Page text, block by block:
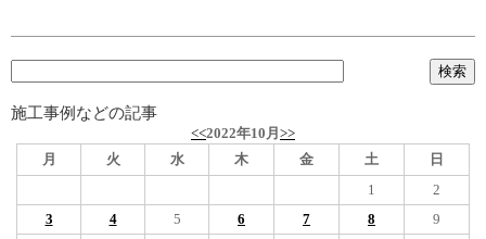
施工事例などの記事
<<2022年10月 >>
月
火 水 木 金 土
日
1
2
3
4 5 6 7 8
9